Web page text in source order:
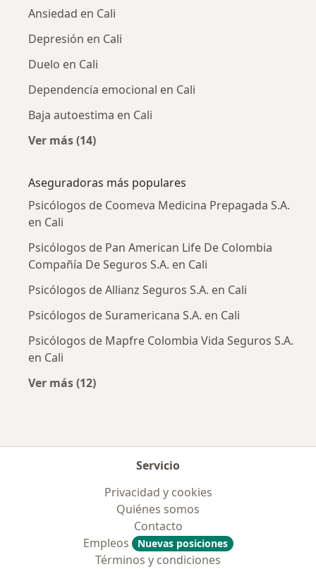
Ansiedad en Cali
Depresión en Cali
Duelo en Cali
Dependencia emocional en Cali
Baja autoestima en Cali
Ver más (14)
Aseguradoras más populares
Psicólogos de Coomeva Medicina Prepagada S.A.
en Cali
Psicólogos de Pan American Life De Colombia
Compañía De Seguros S.A. en Cali
Psicólogos de Allianz Seguros S.A. en Cali
Psicólogos de Suramericana S.A. en Cali
Psicólogos de Mapfre Colombia Vida Seguros S.A.
en Cali
Ver más (12)
Servicio
Privacidad y cookies
Quiénes somos
Contacto
Empleos
Nuevas posiciones
Términos y condiciones